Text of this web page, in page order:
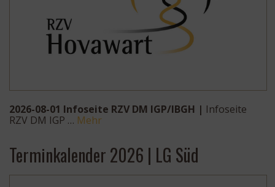
2026-08-01 Infoseite RZV DM IGP/IBGH | Infoseite
RZV DM IGP … Mehr
Terminkalender 2026 | LG Süd